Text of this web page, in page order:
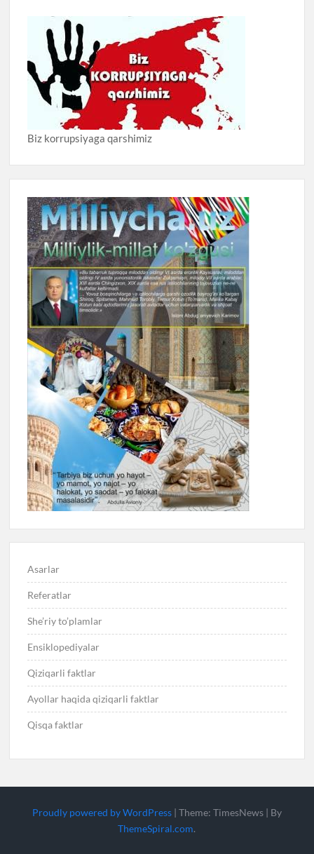
Biz korrupsiyaga qarshimiz
Asarlar
Referatlar
She’riy to’plamlar
Ensiklopediyalar
Qiziqarli faktlar
Ayollar haqida qiziqarli faktlar
Qisqa faktlar
Proudly powered by WordPress | Theme: TimesNews | By
ThemeSpiral.com.